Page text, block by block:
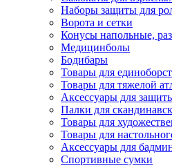
Наборы защиты для
Ворота и сетки
Конусы напольные,
Медицинболы
Бодибары
Товары для
Товары для тяжелой
Аксессуары для
Палки для
Товары для
Товары для
Аксессуары для
Спортивные сумки